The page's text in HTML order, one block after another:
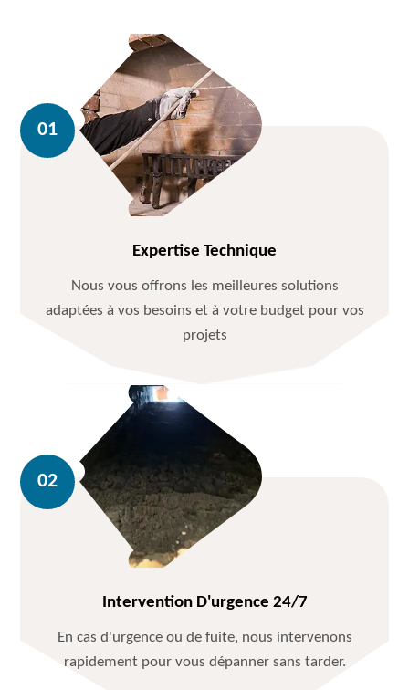
Expertise Technique
Nous vous offrons les meilleures solutions
adaptées à vos besoins et à votre budget pour vos
projets
Intervention D'urgence 24/7
En cas d'urgence ou de fuite, nous intervenons
rapidement pour vous dépanner sans tarder.